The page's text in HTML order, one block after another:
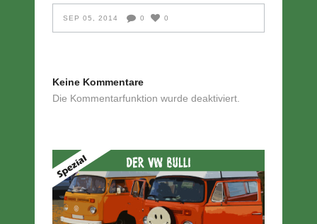
SEP 05, 2014 0 0
Keine Kommentare
Die Kommentarfunktion wurde deaktiviert.